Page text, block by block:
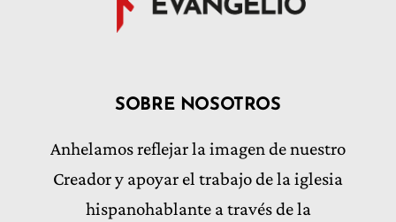
SOBRE NOSOTROS
Anhelamos reflejar la imagen de nuestro
Creador y apoyar el trabajo de la iglesia
hispanohablante a través de la